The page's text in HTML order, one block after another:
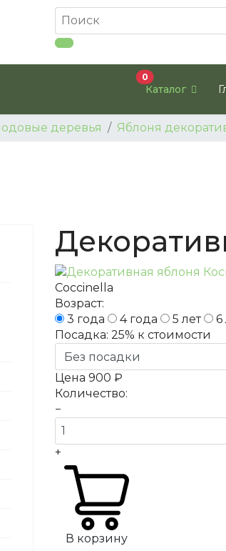
0В корзину
Каталог
деревья Яблоня
Coccinella
Возраст:
3 года
4 года 5 лет 6
Посадка: 25% к стоимости
Цена 900 ₽
Количество:
−
+
В корзину